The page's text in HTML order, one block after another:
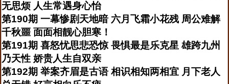
无思烦 人生常遇身心怡
第190期 一幕惨剧天地暗 六月飞霜小花残 周公难解
千秋噩 面面相靓心胆寒！
第191期 喜怒忧思悲恐惊 畏惧最是乐克星 雄跨九州
乃天性 娇贵人生自双亲
第192期 举案齐眉是古语 相识相知两相宜 月下老人